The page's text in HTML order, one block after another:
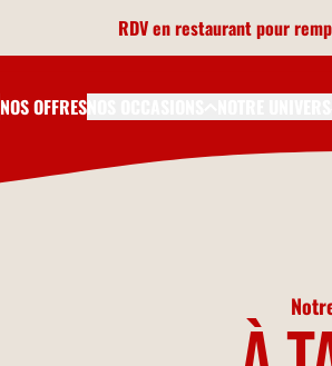
RDV en restaurant pour
NOS OFFRES